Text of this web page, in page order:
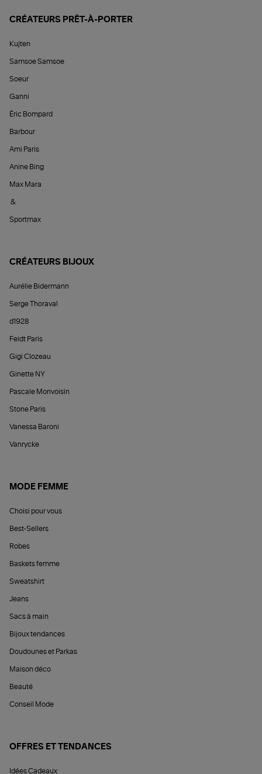
CRÉATEURS PRÊT-À-PORTER
Kujten
Samsoe Samsoe
Soeur
Ganni
Éric Bompard
Barbour
Ami Paris
Anine Bing
Max Mara
&
Sportmax
CRÉATEURS BIJOUX
Aurélie Bidermann
Serge Thoraval
d1928
Feidt Paris
Gigi Clozeau
Ginette NY
Pascale Monvoisin
Stone Paris
Vanessa Baroni
Vanrycke
MODE FEMME
Choisi pour vous
Best-Sellers
Robes
Baskets femme
Sweatshirt
Jeans
Sacs à main
Bijoux tendances
Doudounes et Parkas
Maison déco
Beauté
Conseil Mode
OFFRES ET TENDANCES
Idées Cadeaux